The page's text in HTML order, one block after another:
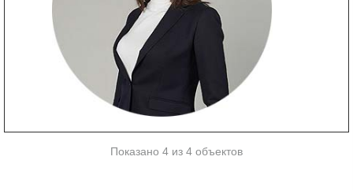
Показано 4 из 4 объектов